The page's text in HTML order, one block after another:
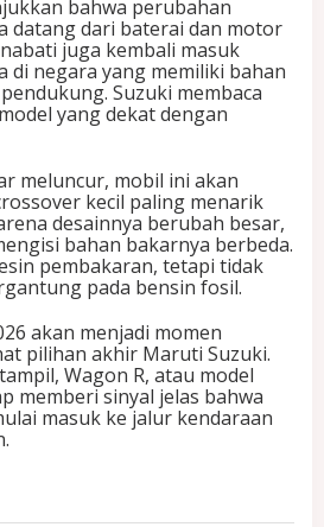
bahwa perubahan
datang dari baterai dan motor
juga kembali masuk
di negara yang memiliki bahan
Suzuki membaca
yang dekat dengan
meluncur, mobil ini akan
kecil paling menarik
desainnya berubah besar,
bahan bakarnya berbeda.
pembakaran, tetapi tidak
pada bensin fosil.
akan menjadi momen
pilihan akhir Maruti Suzuki.
Wagon R, atau model
memberi sinyal jelas bahwa
masuk ke jalur kendaraan